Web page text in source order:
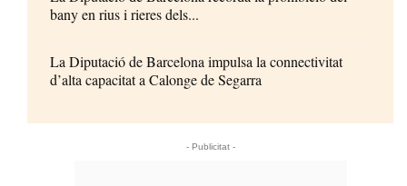
bany en rius i rieres dels...
La Diputació de Barcelona impulsa la connectivitat
d’alta capacitat a Calonge de Segarra
- Publicitat -